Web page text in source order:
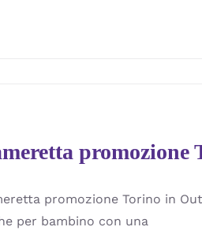
promozione
promozione Torino in
per bambino con una